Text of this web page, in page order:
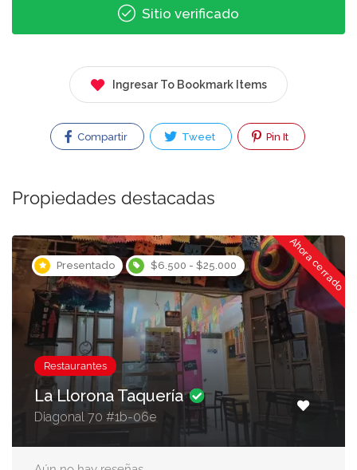
Sitio verificado
Ingresar To Bookmark Items
Compartir Tweet Pin It
Propiedades destacadas
Presentado $6.500 - $25.000 Ahora cerrado
Restaurantes
La Llorona Taquería
Diagonal 70 #1b-06e